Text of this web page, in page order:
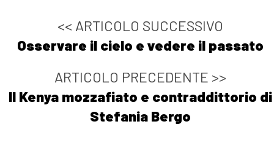
<< ARTICOLO SUCCESSIVO
Osservare il cielo e vedere il passato
ARTICOLO PRECEDENTE >>
Il Kenya mozzafiato e contraddittorio di
Stefania Bergo